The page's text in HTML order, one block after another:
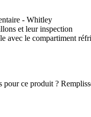
- Whitley
et leur inspection
avec le compartiment
ce produit ?